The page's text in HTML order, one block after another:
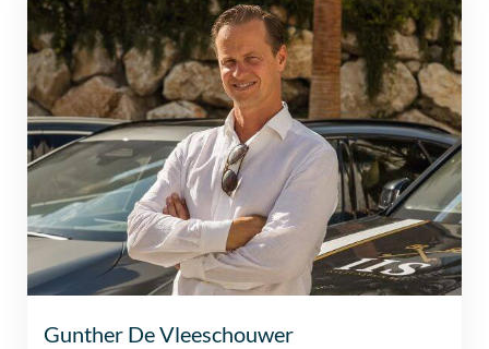
Gunther De Vleeschouwer